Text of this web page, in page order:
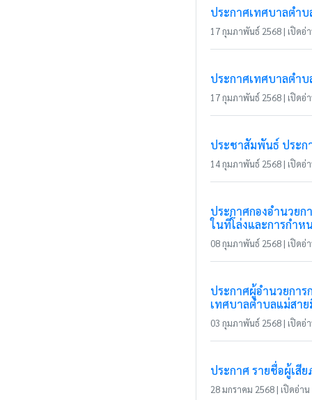
ประกาศเทศบาลตำ
17 กุมภาพันธ์ 2568 | เปิดอ่
ประกาศเทศบาลตำ
17 กุมภาพันธ์ 2568 | เปิดอ่
ประชาสัมพันธ์ ประ
14 กุมภาพันธ์ 2568 | เปิดอ่
ประกาศกองอำนวยก
ในที่โล่งและการกำห
08 กุมภาพันธ์ 2568 | เปิดอ่
ประกาศผู้อำนวยการ
เทศบาลตำบลแม่สา
03 กุมภาพันธ์ 2568 | เปิดอ่
ประกาศ รายชื่อผู้เสี
28 มกราคม 2568 | เปิดอ่าน